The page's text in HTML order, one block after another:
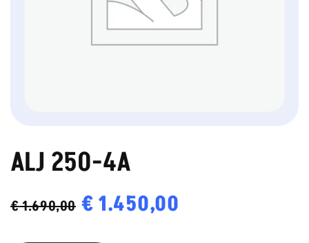
ALJ 250-4A
€1.690,00 Oorspronkelijke
€1.450,00